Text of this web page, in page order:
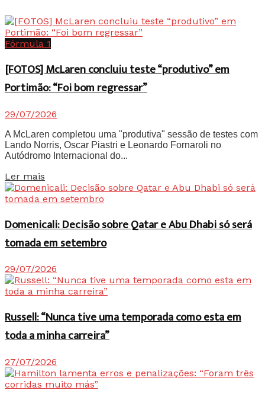
Fórmula 1
[FOTOS] McLaren concluiu teste “produtivo” em
Portimão: “Foi bom regressar”
29/07/2026
A McLaren completou uma "produtiva" sessão de testes com
Lando Norris, Oscar Piastri e Leonardo Fornaroli no
Autódromo Internacional do...
Ler mais
Domenicali: Decisão sobre Qatar e Abu Dhabi só será
tomada em setembro
29/07/2026
Russell: “Nunca tive uma temporada como esta em
toda a minha carreira”
27/07/2026